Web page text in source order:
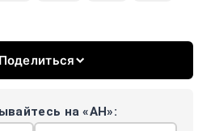
Поделиться
на «АН»: